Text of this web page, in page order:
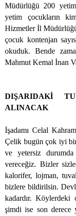
Müdürlüğü 200
yetim çocukların
Hizmetler İl
çocuk kontenjan
okuduk. Bende
Mahmut Kemal İnan
DIŞARIDAKİ
ALINACAK
İşadamı Celal
Çelik bugün çok iyi
ve yetersiz durumda
vereceğiz. Bizler
kalorifer, lojman,
bizlere bildirilsin.
kadardır. Köylerdeki
şimdi ise son derece